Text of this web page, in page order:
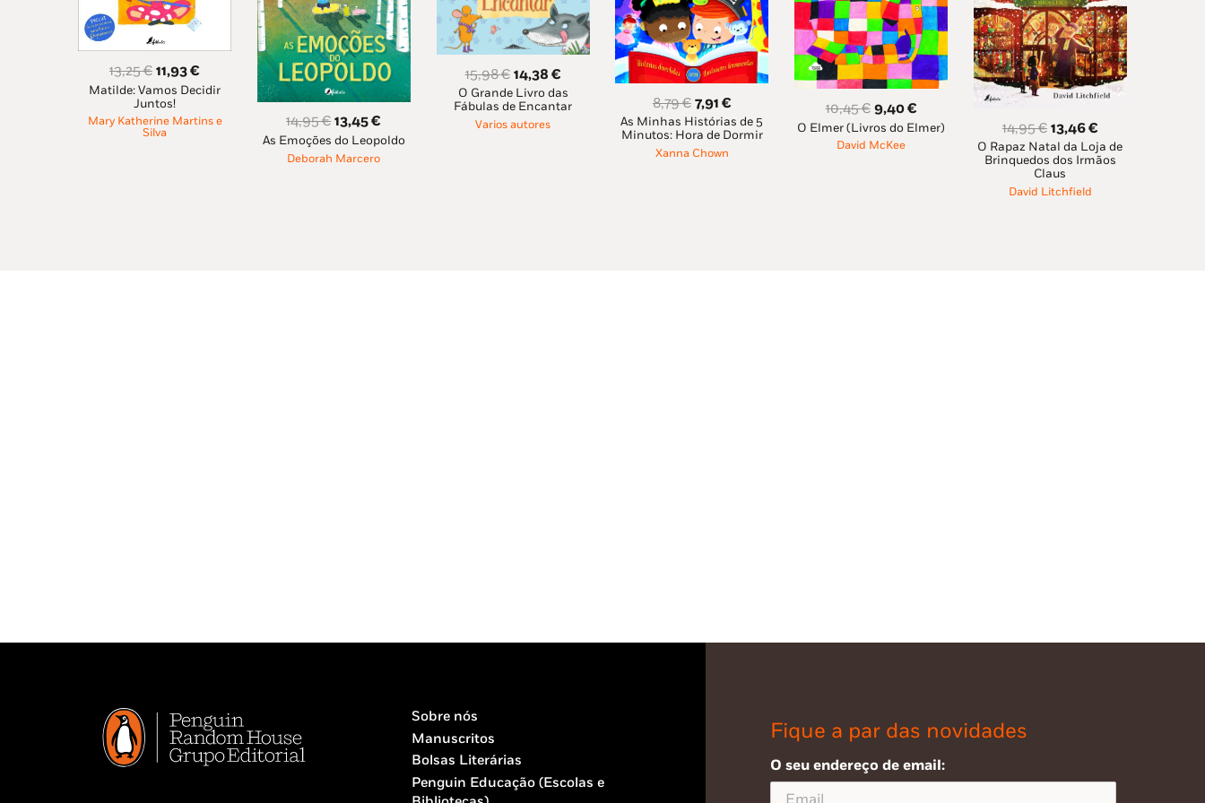
13,25€ O
preço
original
era:
11,93€
preço
atual
Matilde: Vamos Decidir
Juntos!
Mary Katherine Martins e
Silva
14,95€O
preço
original
13,45€
preço
As Emoções do Leopoldo
Deborah Marcero
15,98€ O
preço
original
14,38 €O
preço
O Grande Livro das
Fábulas de Encantar
Varios autores
8,79€ O
preço
original
7,91 €O
preço
atual
As Minhas Histórias de 5
Minutos: Hora de Dormir
Xanna Chown
10,45€ O
preço
original
9,40€O
preço
O Elmer (Livros do Elmer)
David McKee
14,95€ O
preço
original
era:
13,46€O
preço
atual
O Rapaz Natal da Loja de
Brinquedos dos Irmãos
Claus
David Litchfield
Sobre nós
Manuscritos
Bolsas Literárias
Penguin Educação (Escolas e
Fique a par das novidades
O seu endereço de email: